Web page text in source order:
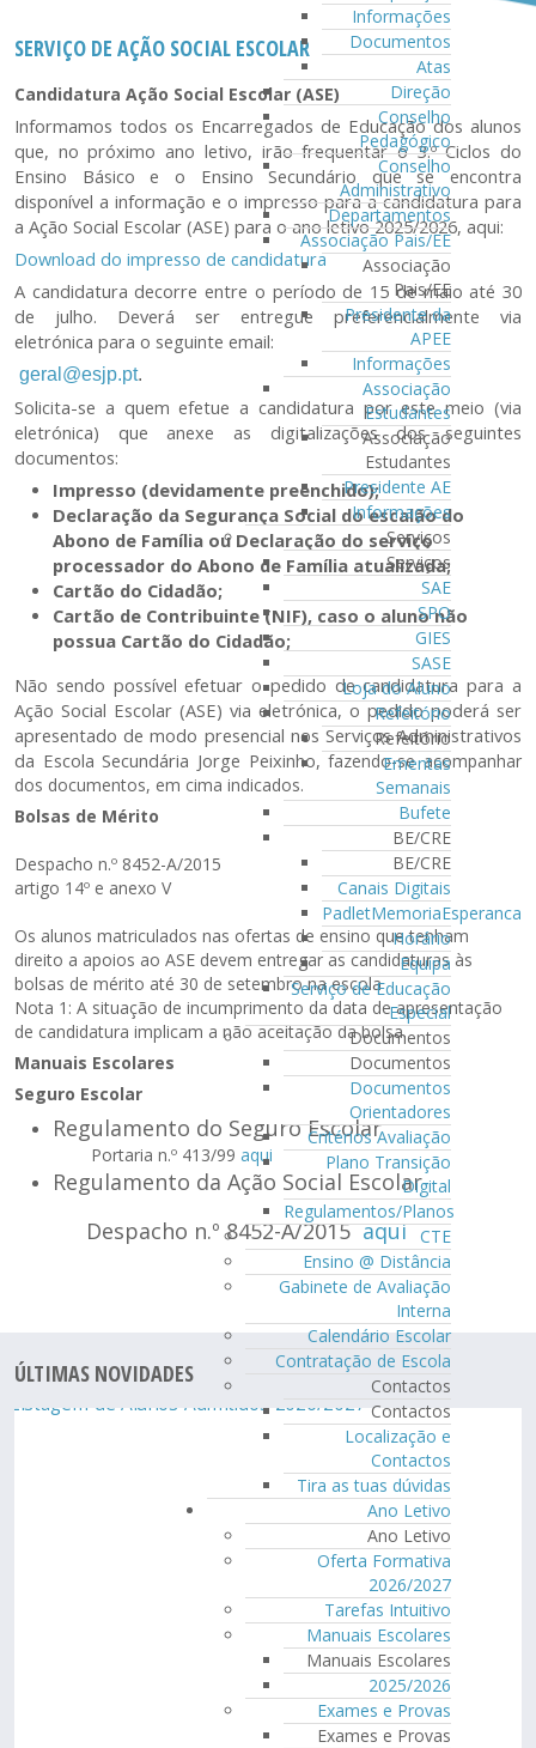
Informações
Documentos
Atas
Direção
Conselho
Pedagógico
Conselho
Administrativo
Departamentos
Associação Pais/EE
Associação
Pais/EE
Presidente da
APEE
Informações
Associação
Estudantes
Associação
Estudantes
Presidente AE
Informações
Serviços
Serviços
SAE
SPO
GIES
SASE
Loja do Aluno
Refeitório
Refeitório
Ementas
Semanais
Bufete
BE/CRE
BE/CRE
Canais Digitais
PadletMemoriaEsperanca
Horário
Equipa
Serviço de Educação
Especial
Documentos
Documentos
Documentos
Orientadores
Critérios Avaliação
Plano Transição
Digital
Regulamentos/Planos
CTE
Ensino @ Distância
Gabinete de Avaliação
Interna
Calendário Escolar
Contratação de Escola
Contactos
Contactos
Localização e
Contactos
Tira as tuas dúvidas
Ano Letivo
Ano Letivo
Oferta Formativa
2026/2027
Tarefas Intuitivo
Manuais Escolares
Manuais Escolares
2025/2026
Exames e Provas
Exames e Provas
SERVIÇO DE AÇÃO SOCIAL ESCOLAR
Candidatura Ação Social Escolar (ASE)
Informamos todos os Encarregados de Educação dos alunos
que, no próximo ano letivo, irão frequentar o 3.º Ciclos do
Ensino Básico e o Ensino Secundário que se encontra
disponível a informação e o impresso para a candidatura para
a Ação Social Escolar (ASE) para o ano letivo 2025/2026, aqui:
Download do impresso de candidatura
A candidatura decorre entre o período de 15 de maio até 30
de julho. Deverá ser entregue preferencialmente via
eletrónica para o seguinte email:
geral@esjp.pt.
Solicita-se a quem efetue a candidatura por este meio (via
eletrónica) que anexe as digitalizações dos seguintes
documentos:
Impresso (devidamente preenchido);
Declaração da Segurança Social do escalão do
Abono de Família ou Declaração do serviço
processador do Abono de Família atualizada;
Cartão do Cidadão;
Cartão de Contribuinte (NIF), caso o aluno não
possua Cartão do Cidadão;
Não sendo possível efetuar o pedido de candidatura para a
Ação Social Escolar (ASE) via eletrónica, o pedido poderá ser
apresentado de modo presencial nos Serviços Administrativos
da Escola Secundária Jorge Peixinho,fazendo-se acompanhar
dos documentos, em cima indicados.
Bolsas de Mérito
Despacho n.º 8452-A/2015
artigo 14º e anexo V
Os alunos matriculados nas ofertas de ensino que tenham
direito a apoios ao ASE devem entregar as candidaturas às
bolsas de mérito até 30 de setembro na escola
Nota 1: A situação de incumprimento da data de apresentação
de candidatura implicam a não aceitação da bolsa.
Manuais Escolares
Seguro Escolar
Regulamento do Seguro Escolar
Portaria n.º 413/99 aqui
Regulamento da Ação Social Escolar
Despacho n.º 8452-A/2015aqui
ÚLTIMAS NOVIDADES